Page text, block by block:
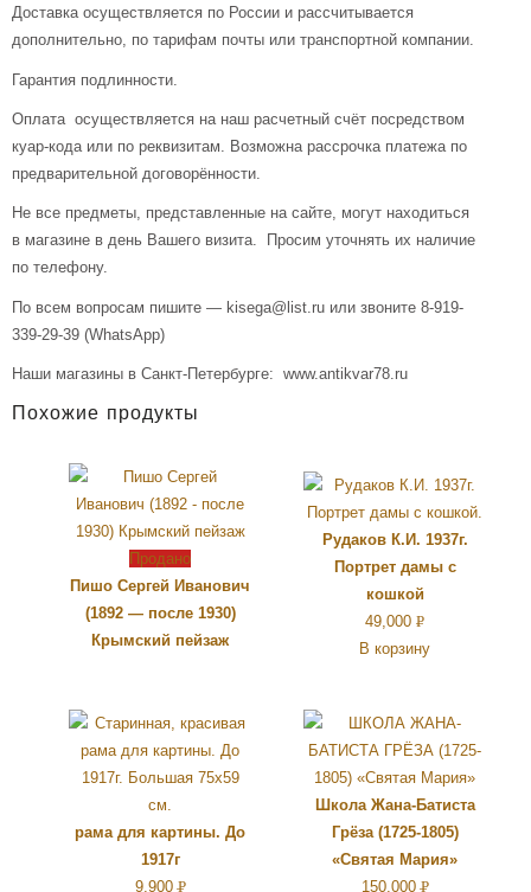
Доставка осуществляется по России и рассчитывается
дополнительно, по тарифам почты или транспортной компании.
Гарантия подлинности.
Оплата осуществляется на наш расчетный счёт посредством
куар-кода или по реквизитам. Возможна рассрочка платежа по
предварительной договорённости.
Не все предметы, представленные на сайте, могут находиться
в магазине в день Вашего визита. Просим уточнять их наличие
по телефону.
По всем вопросам пишите — kisega@list.ru или звоните 8-919-
339-29-39 (WhatsApp)
Наши магазины в Санкт-Петербурге: www.antikvar78.ru
Похожие продукты
Продано
Пишо Сергей Иванович
(1892 — после 1930)
Крымский пейзаж
Рудаков К.И. 1937г.
Портрет дамы с
кошкой
49,000 Р
УБ.
В корзину
рама для картины. До
1917г
9,900Р
Школа Жана-Батиста
Грёза (1725-1805)
«Святая Мария»
150,000Р